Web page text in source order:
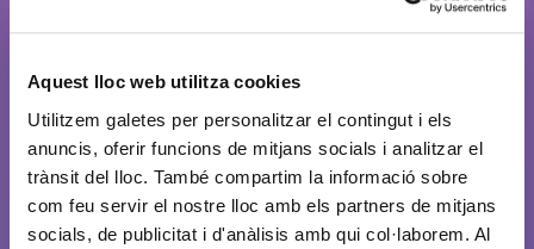
Aquest lloc web utilitza cookies
Utilitzem galetes per personalitzar el contingut i els
anuncis, oferir funcions de mitjans socials i analitzar el
trànsit del lloc. També compartim la informació sobre
com feu servir el nostre lloc amb els partners de mitjans
socials, de publicitat i d'anàlisis amb qui col·laborem. Al